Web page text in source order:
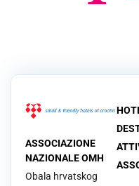
ASSOCIAZIONE
NAZIONALE OMH
Obala hrvatskog